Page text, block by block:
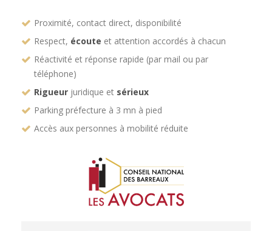
Proximité, contact direct, disponibilité
Respect, écoute et attention accordés à chacun
Réactivité et réponse rapide (par mail ou par
téléphone)
Rigueur juridique et sérieux
Parking préfecture à 3 mn à pied
Accès aux personnes à mobilité réduite